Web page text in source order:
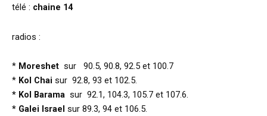
télé : chaine 14
radios :
* Moreshet sur 90.5, 90.8, 92.5 et 100.7
* Kol Chai sur 92.8, 93 et 102.5.
* Kol Barama sur 92.1, 104.3, 105.7 et 107.6.
* Galei Israel sur 89.3, 94 et 106.5.